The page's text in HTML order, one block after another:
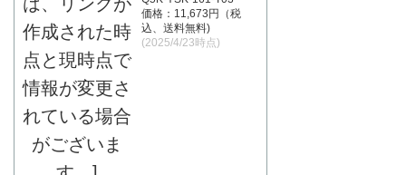
価格：11,673円（税
込、送料無料)
(2025/4/23時点)